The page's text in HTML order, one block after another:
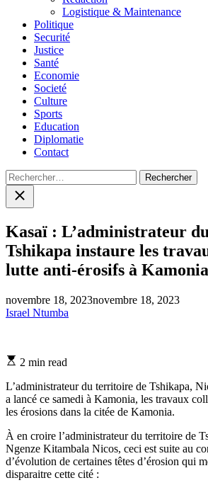
Logistique & Maintenance
Politique
Securité
Justice
Santé
Economie
Societé
Culture
Sports
Education
Diplomatie
Contact
Rechercher :
Close
search
Kasaï : L’administrateur
Tshikapa instaure les
lutte anti-érosifs à
novembre 18, 2023novembre 18, 2023
Israel Ntumba
Estimated
time
2 min read
L’administrateur du territoire de Tshikapa,
a lancé ce samedi à Kamonia, les travaux
les érosions dans la citée de Kamonia.
À en croire l’administrateur du territoire de
Ngenze Kitambala Nicos, ceci est suite au
d’évolution de certaines têtes d’érosion qui
disparaitre cette cité :